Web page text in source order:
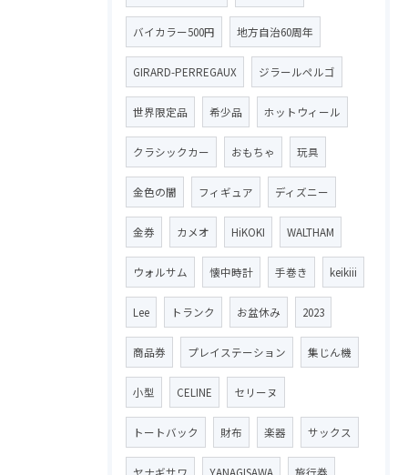
バイカラー500円 地方自治60周年
GIRARD-PERREGAUX ジラールペルゴ
世界限定品 希少品 ホットウィール
クラシックカー おもちゃ 玩具
金色の闇 フィギュア ディズニー
金券 カメオ HiKOKI WALTHAM
ウォルサム 懐中時計 手巻き keikiii
Lee トランク お盆休み 2023
商品券 プレイステーション 集じん機
小型 CELINE セリーヌ
トートバック 財布 楽器 サックス